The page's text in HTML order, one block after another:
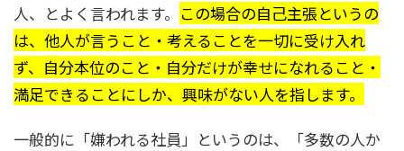
人、とよく言われます。 この場合の自己主張というの
は、他人が言うこと・考えることを一切に受け入れ
ず、自分本位のこと・自分だけが幸せになれること・
満足できることにしか、興味がない人を指します。
一般的に「嫌われる社員」というのは、「多数の人か